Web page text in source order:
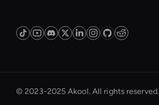
© 2023-2025 Akool. All rights reserved.